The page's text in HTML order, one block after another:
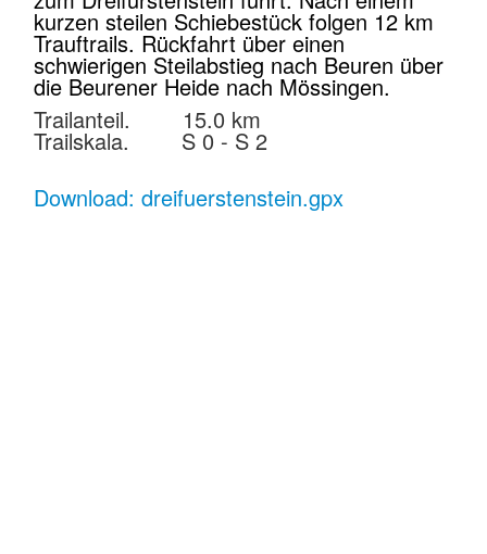
kurzen steilen Schiebestück folgen 12 km
Trauftrails. Rückfahrt über einen
schwierigen Steilabstieg nach Beuren über
die Beurener Heide nach Mössingen.
Trailanteil. 15.0 km
Trailskala. S 0 - S 2
Download: dreifuerstenstein.gpx